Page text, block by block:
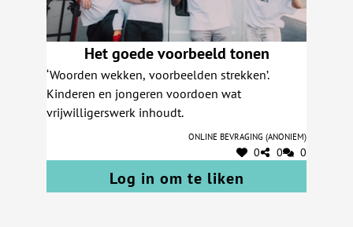
Het goede voorbeeld tonen
‘Woorden wekken, voorbeelden strekken’.
Kinderen en jongeren voordoen wat
vrijwilligerswerk inhoudt.
Online bevraging (anoniem)
0 0 0
Log in om te liken